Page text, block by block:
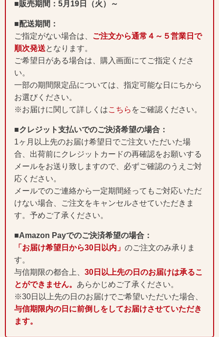
■販売期間：5月19日（火）～
■配送期間：
ご指定がない場合は、 ご注文から通常４～５営業日で
順次発送となります。
ご希望日がある場合は、購入画面にてご指定くださ
い。
一部の期間限定品については、指定可能な日にちから
お選びください。
※お届けに関して詳しくはこちら をご確認ください。
■クレジット支払いでのご決済希望の場合：
1ヶ月以上先のお届け希望日でご注文いただいた場
合、出荷前にクレジットカードの再確認をお願いする
メールをお送り致しますので、必ずご確認のうえご対
応ください。
メールでのご連絡から一定期間経ってもご対応いただ
けない場合、ご注文をキャンセルさせていただきま
す。予めご了承ください。
■Amazon Payでのご決済希望の場合：
「お届け希望日から30日以内」のご注文のみ承りま
す。
与信期限の都合上、30日以上先の日のお届けは承るこ
とができません。 あらかじめご了承ください。
※30日以上先の日のお届けでご希望いただいた場合、
与信期限内の日に前倒しをしてお届けさせていただき
ます。